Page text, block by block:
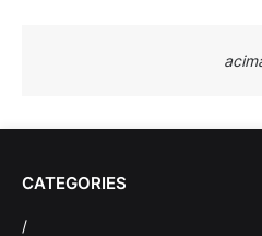
CATEGORIES
/